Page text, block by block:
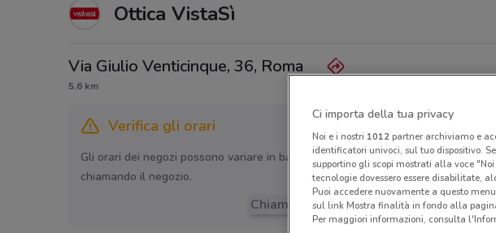
Ottica VistaSì
Via Giulio Venticinque, 36, Roma
5.6 km
Verifica gli orari
Gli orari dei negozi possono variare in base agli ultimi provvedimenti regionali o
chiamando il negozio.
Chiama il negozio
Ci importa della tua privacy
Noi e i nostri 1012partner archiviamo e
identificatori univoci, sul tuo dispositivo.
supportino gli scopi mostrati alla voce
tecnologie dovessero essere disabilitate,
Puoi accedere nuovamente a questo
sul link Mostra finalità in fondo alla
Per maggiori informazioni, consulta